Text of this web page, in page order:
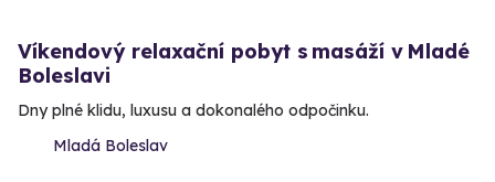
Víkendový relaxační pobyt s masáží v Mladé
Boleslavi
Dny plné klidu, luxusu a dokonalého odpočinku.
Mladá Boleslav